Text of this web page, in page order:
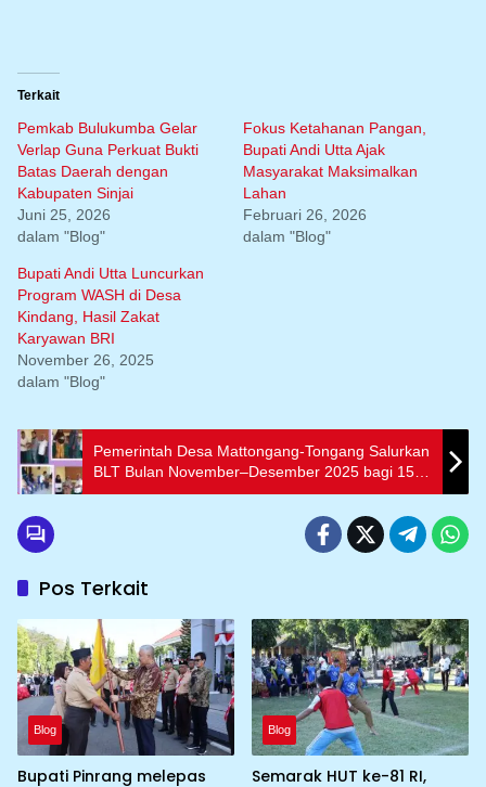
Terkait
Pemkab Bulukumba Gelar
Verlap Guna Perkuat Bukti
Batas Daerah dengan
Kabupaten Sinjai
Juni 25, 2026
dalam "Blog"
Fokus Ketahanan Pangan,
Bupati Andi Utta Ajak
Masyarakat Maksimalkan
Lahan
Februari 26, 2026
dalam "Blog"
Bupati Andi Utta Luncurkan
Program WASH di Desa
Kindang, Hasil Zakat
Karyawan BRI
November 26, 2025
dalam "Blog"
Pemerintah Desa Mattongang-Tongang Salurkan
BLT Bulan November–Desember 2025 bagi 15
penerima
Pos Terkait
Blog
Bupati Pinrang melepas
Blog
Semarak HUT ke-81 RI,